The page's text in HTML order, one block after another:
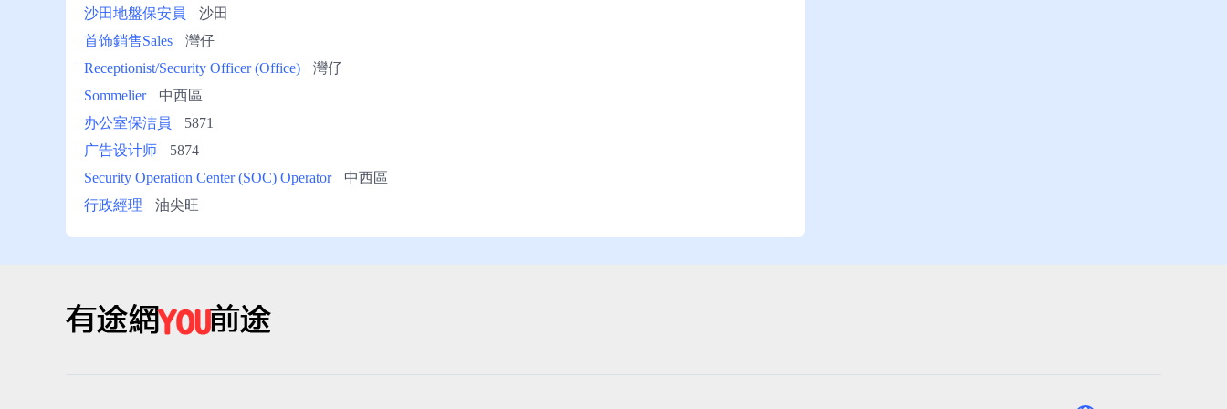
沙田地盤保安員
沙田
首饰銷售Sales
灣仔
Receptionist/Security Officer (Office)
灣仔
Sommelier
中西區
办公室保洁員
5871
广告设计师
5874
Security Operation Center (SOC) Operator
中西區
行政經理
油尖旺